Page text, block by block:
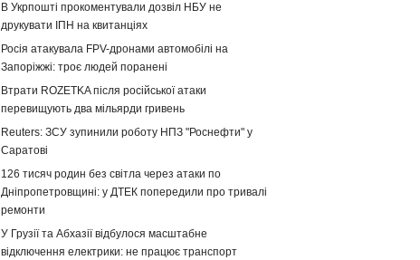
В Укрпошті прокоментували дозвіл НБУ не
друкувати ІПН на квитанціях
Росія атакувала FPV-дронами автомобілі на
Запоріжжі: троє людей поранені
Втрати ROZETKA після російської атаки
перевищують два мільярди гривень
Reuters: ЗСУ зупинили роботу НПЗ "Роснефти" у
Саратові
126 тисяч родин без світла через атаки по
Дніпропетровщині: у ДТЕК попередили про тривалі
ремонти
У Грузії та Абхазії відбулося масштабне
відключення електрики: не працює транспорт